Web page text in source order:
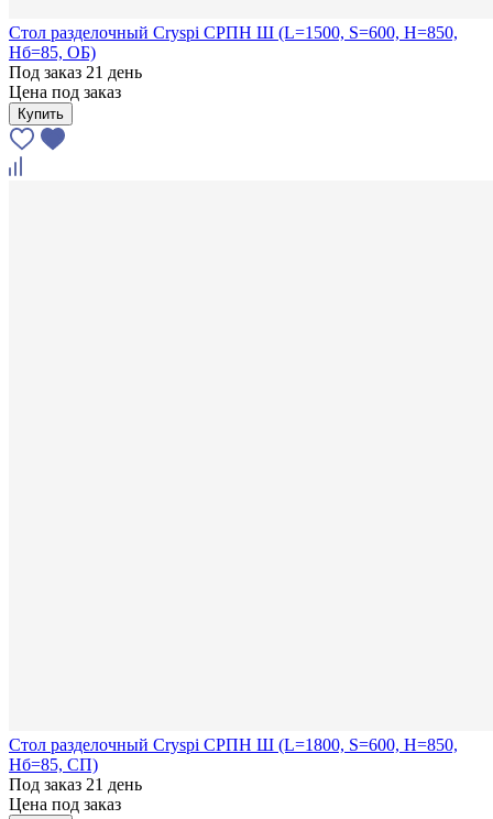
Стол разделочный Cryspi СРПН Ш (L=1500, S=600, H=850,
Hб=85, ОБ)
Под заказ 21 день
Цена под заказ
Купить
Стол разделочный Cryspi СРПН Ш (L=1800, S=600, H=850,
Hб=85, СП)
Под заказ 21 день
Цена под заказ